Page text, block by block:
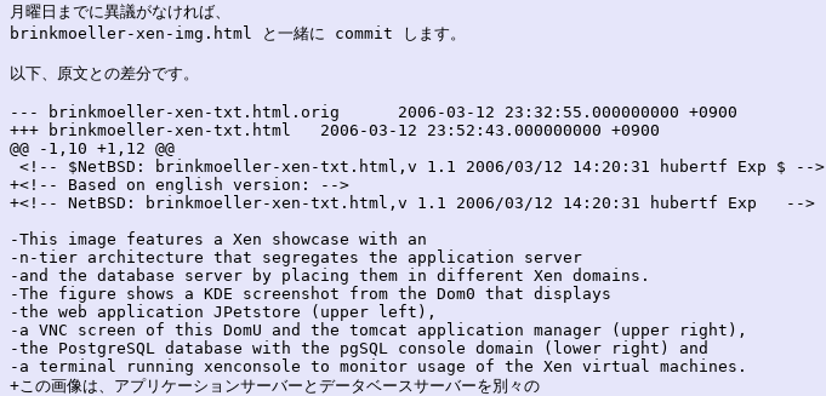
月曜日までに異議がなければ、
brinkmoeller-xen-img.html と一緒に commit します。
以下、原文との差分です。
--- brinkmoeller-xen-txt.html.orig	2006-03-12 23:32:55.000000000 +0900
+++ brinkmoeller-xen-txt.html	2006-03-12 23:52:43.000000000 +0900
@@ -1,10 +1,12 @@
<!-- $NetBSD: brinkmoeller-xen-txt.html,v 1.1 2006/03/12 14:20:31 hubertf Exp $ -->
+<!-- Based on english version: -->
+<!-- NetBSD: brinkmoeller-xen-txt.html,v 1.1 2006/03/12 14:20:31 hubertf Exp   -->
-This image features a Xen showcase with an
-n-tier architecture that segregates the application server
-and the database server by placing them in different Xen domains.
-The figure shows a KDE screenshot from the Dom0 that displays
-the web application JPetstore (upper left),
-a VNC screen of this DomU and the tomcat application manager (upper right),
-the PostgreSQL database with the pgSQL console domain (lower right) and
-a terminal running xenconsole to monitor usage of the Xen virtual machines.
+この画像は、アプリケーションサーバーとデータベースサーバーを別々の